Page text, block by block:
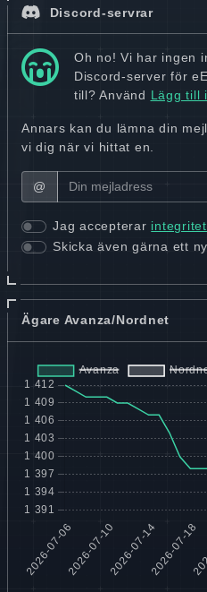
Discord-servrar
Oh no! Vi har ingen
Discord-server för
till? Använd Lägg till
Annars kan du lämna din
vi dig när vi hittat en.
@
Jag accepterar
Skicka även gärna ett
Ägare Avanza/Nordnet